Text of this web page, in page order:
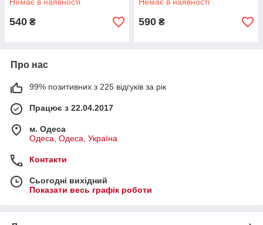
540 ₴ 590 ₴
Про нас
99% позитивних з 225 відгуків за рік
Працює з 22.04.2017
м. Одеса
Одеса, Одеса, Україна
Контакти
Сьогодні вихідний
Показати весь графік роботи